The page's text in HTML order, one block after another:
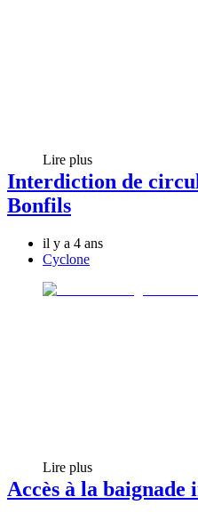
Lire plus
Interdiction de
Bonfils
il y a 4 ans
Cyclone
Lire plus
Accès à la